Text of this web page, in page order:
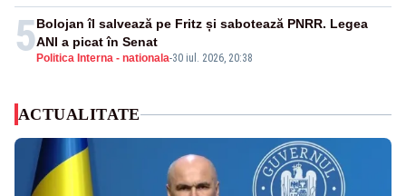
5 Politica Interna - nationala-30 iul. 2026, 20:38
Bolojan îl salvează pe Fritz și sabotează PNRR. Legea
ANI a picat în Senat
ACTUALITATE